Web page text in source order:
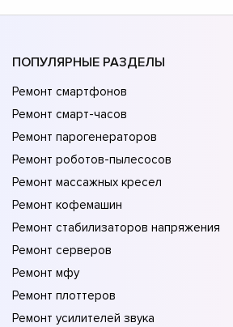
ПОПУЛЯРНЫЕ РАЗДЕЛЫ
Ремонт смартфонов
Ремонт смарт-часов
Ремонт парогенераторов
Ремонт роботов-пылесосов
Ремонт массажных кресел
Ремонт кофемашин
Ремонт стабилизаторов напряжения
Ремонт серверов
Ремонт мфу
Ремонт плоттеров
Ремонт усилителей звука